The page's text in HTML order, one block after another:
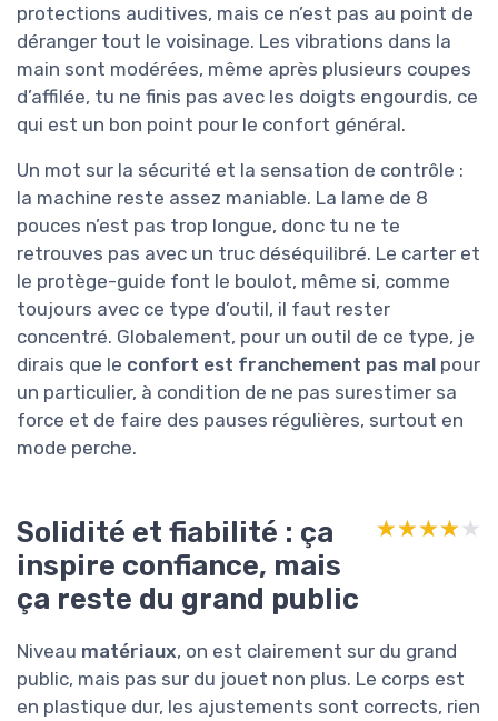
protections auditives, mais ce n’est pas au point de
déranger tout le voisinage. Les vibrations dans la
main sont modérées, même après plusieurs coupes
d’affilée, tu ne finis pas avec les doigts engourdis, ce
qui est un bon point pour le confort général.
Un mot sur la sécurité et la sensation de contrôle :
la machine reste assez maniable. La lame de 8
pouces n’est pas trop longue, donc tu ne te
retrouves pas avec un truc déséquilibré. Le carter et
le protège-guide font le boulot, même si, comme
toujours avec ce type d’outil, il faut rester
concentré. Globalement, pour un outil de ce type, je
dirais que le confort est franchement pas mal pour
un particulier, à condition de ne pas surestimer sa
force et de faire des pauses régulières, surtout en
mode perche.
Solidité et fiabilité : ça
inspire confiance, mais
ça reste du grand public
★★★★★
★★★★★
Niveau matériaux, on est clairement sur du grand
public, mais pas sur du jouet non plus. Le corps est
en plastique dur, les ajustements sont corrects, rien